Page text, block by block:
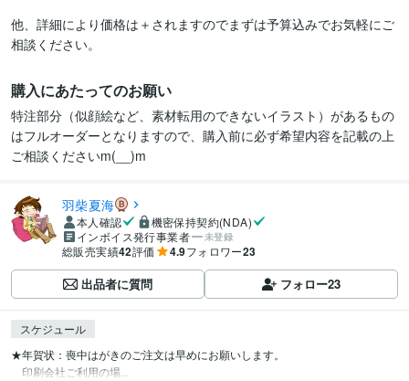
他、詳細により価格は＋されますのでまずは予算込みでお気軽にご
相談ください。
購入にあたってのお願い
特注部分（似顔絵など、素材転用のできないイラスト）があるもの
はフルオーダーとなりますので、購入前に必ず希望内容を記載の上
ご相談くださいm(__)m
羽柴夏海
本人確認
機密保持契約(NDA)
インボイス発行事業者
未登録
総販売実績42評価 4.9フォロワー23
出品者に質問 フォロー23
スケジュール
★年賀状：喪中はがきのご注文は早めにお願いします。
印刷会社ご利用の場...